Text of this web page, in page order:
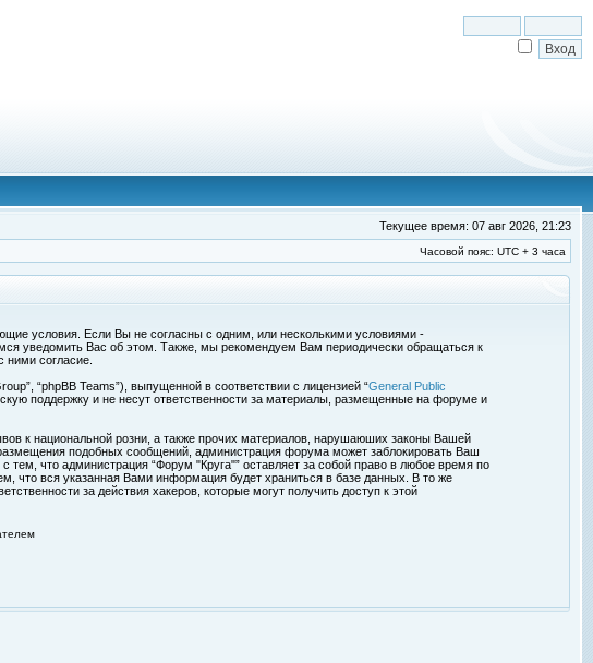
Текущее время: 07 авг 2026, 21:23
Часовой пояс: UTC + 3 часа
условия. Если Вы не согласны с одним, или несколькими условиями -
уведомить Вас об этом. Также, мы рекомендуем Вам периодически обращаться к
согласие.
“phpBB Teams”), выпущенной в соответствии с лицензией “General Public
поддержку и не несут ответственности за материалы, размещенные на форуме и
к национальной розни, а также прочих материалов, нарушаюших законы Вашей
подобных сообщений, администрация форума может заблокировать Ваш
что администрация “Форум "Круга"” оставляет за собой право в любое время по
что вся указанная Вами информация будет храниться в базе данных. В то же
за действия хакеров, которые могут получить доступ к этой